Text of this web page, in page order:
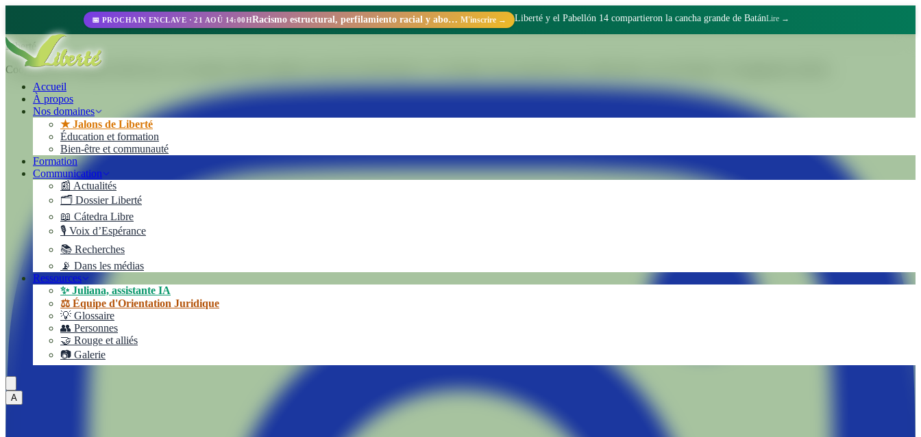
📅 PROCHAIN ENCLAVE · 21 AOÛ 14:00H Racismo estructural, perfilamiento racial y abolicionismo carcelario. M'inscrire → Liberté y el Pabellón 14 compartieron la cancha grande de BatánLire →
Accueil
À propos
Nos domaines
★ Jalons de Liberté
Éducation et formation
Bien-être et communauté
Formation
Communication
📰 Actualités
🗂️ Dossier Liberté
📖 Cátedra Libre
🎙️ Voix d’Espérance
📚 Recherches
📡 Dans les médias
Ressources
✨ Juliana, assistante IA
⚖️ Équipe d'Orientation Juridique
💡 Glossaire
👥 Personnes
🤝 Rouge et alliés
📷 Galerie
A
Liberté
Cooperativa de Trabajo Liberté Ltda. Une entreprise 100% autogérée au sein de l'Unité Pénale N° 15 de Batán. Nous transformons les réalités grâce au travail digne et à l'engagement collectif.